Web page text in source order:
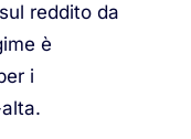
reddito da
è
i